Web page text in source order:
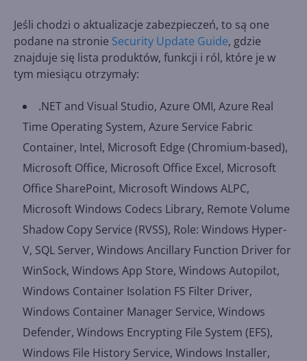
Jeśli chodzi o aktualizacje zabezpieczeń, to są one
podane na stronie Security Update Guide, gdzie
znajduje się lista produktów, funkcji i ról, które je w
tym miesiącu otrzymały:
.NET and Visual Studio, Azure OMI, Azure Real
Time Operating System, Azure Service Fabric
Container, Intel, Microsoft Edge (Chromium-based),
Microsoft Office, Microsoft Office Excel, Microsoft
Office SharePoint, Microsoft Windows ALPC,
Microsoft Windows Codecs Library, Remote Volume
Shadow Copy Service (RVSS), Role: Windows Hyper-
V, SQL Server, Windows Ancillary Function Driver for
WinSock, Windows App Store, Windows Autopilot,
Windows Container Isolation FS Filter Driver,
Windows Container Manager Service, Windows
Defender, Windows Encrypting File System (EFS),
Windows File History Service, Windows Installer,